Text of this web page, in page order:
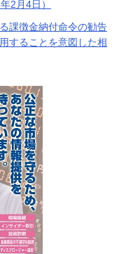
2月4日）
課徴金納付命令の勧告
することを意図した相